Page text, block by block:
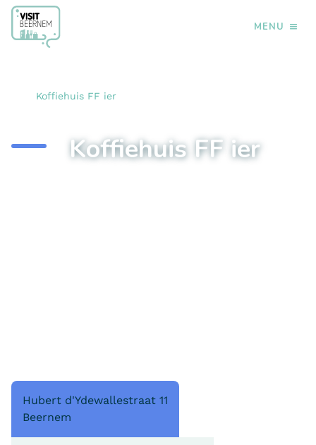
MENU
Koffiehuis FF ier
Koffiehuis FF ier
Hubert d'Ydewallestraat 11
Beernem